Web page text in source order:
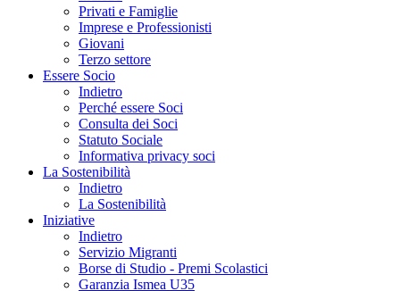
Privati e Famiglie
Imprese e Professionisti
Giovani
Terzo settore
Essere Socio
Indietro
Perché essere Soci
Consulta dei Soci
Statuto Sociale
Informativa privacy soci
La Sostenibilità
Indietro
La Sostenibilità
Iniziative
Indietro
Servizio Migranti
Borse di Studio - Premi Scolastici
Garanzia Ismea U35